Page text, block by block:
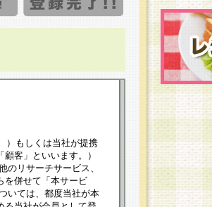
）もしくは当社が提携
客」といいます。）
のリサーチサービス、
を併せて「本サービ
いては、都度当社が本